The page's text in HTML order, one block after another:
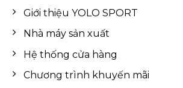
Giới thiệu YOLO SPORT
Nhà máy sản xuất
Hệ thống cửa hàng
Chương trình khuyến mãi